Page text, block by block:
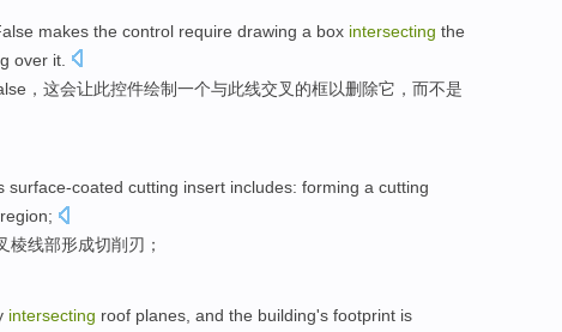
makes the control require drawing a box intersecting the
over it
， 这会让此控件绘制一个与此线交叉 的框以删除它 ，而不是
surface-coated cutting insert includes: forming a cutting
region;
棱线部形成切削 刃 ；
intersecting roof planes , and the building's footprint is